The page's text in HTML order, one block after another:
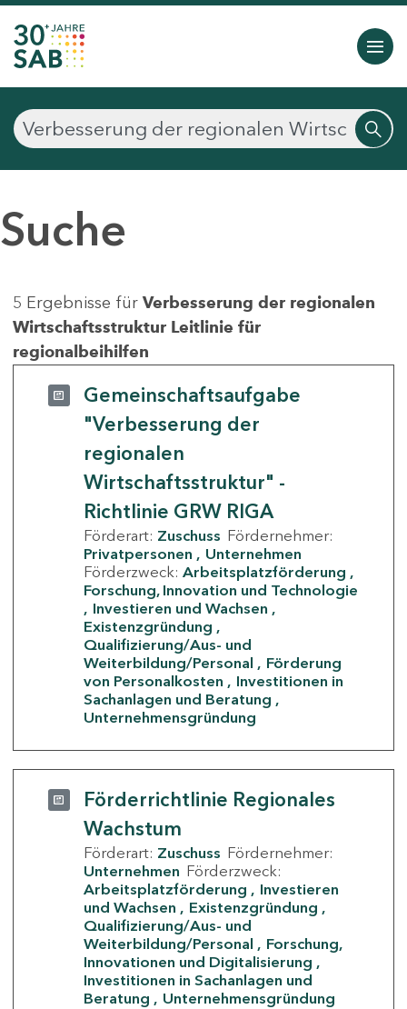
Suche
5 Ergebnisse für Verbesserung der regionalen
Wirtschaftsstruktur Leitlinie für
regionalbeihilfen
Gemeinschaftsaufgabe
"Verbesserung der
regionalen
Wirtschaftsstruktur" -
Richtlinie GRW RIGA
Förderart: Zuschuss Fördernehmer:
Privatpersonen
Unternehmen
Förderzweck: Arbeitsplatzförderung
Forschung, Innovation und Technologie
Investieren und Wachsen
Existenzgründung
Qualifizierung/Aus- und
Weiterbildung/Personal
Förderung
von Personalkosten
Investitionen in
Sachanlagen und Beratung
Unternehmensgründung
Förderrichtlinie Regionales
Wachstum
Förderart: Zuschuss Fördernehmer:
Unternehmen Förderzweck:
Arbeitsplatzförderung
Investieren
und Wachsen
Existenzgründung
Qualifizierung/Aus- und
Weiterbildung/Personal
Forschung,
Innovationen und Digitalisierung
Investitionen in Sachanlagen und
Beratung
Unternehmensgründung